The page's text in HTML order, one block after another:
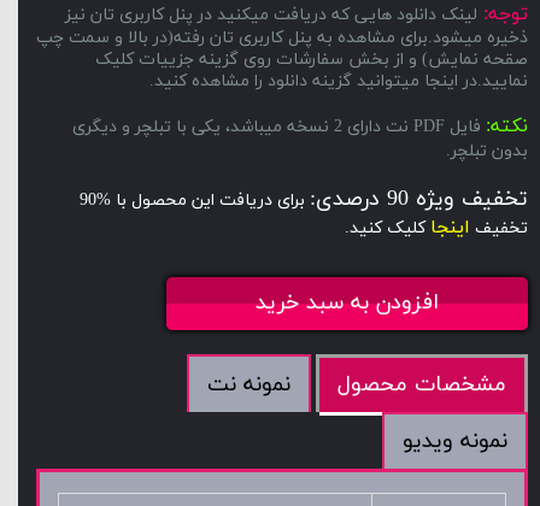
توجه: لینک دانلود هایی که دریافت میکنید در پنل کاربری تان نیز
ذخیره میشود.برای مشاهده به پنل کاربری تان رفته(در بالا و سمت چپ
صقحه نمایش) و از بخش سفارشات روی گزینه جزییات کلیک
نمایید.در اینجا میتوانید گزینه دانلود را مشاهده کنید.
نکته:
فایل PDF نت دارای 2 نسخه میباشد، یکی با تبلچر و دیگری
بدون تبلچر.
تخفیف ویژه 90 درصدی:
برای دریافت این محصول با %90
تخفیف اینجا کلیک کنید.
افزودن به سبد خرید
مشخصات محصول
نمونه نت
نمونه ویدیو